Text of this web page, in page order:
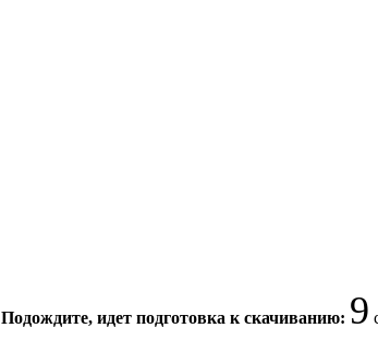
Подождите, идет подготовка к скачиванию: 9